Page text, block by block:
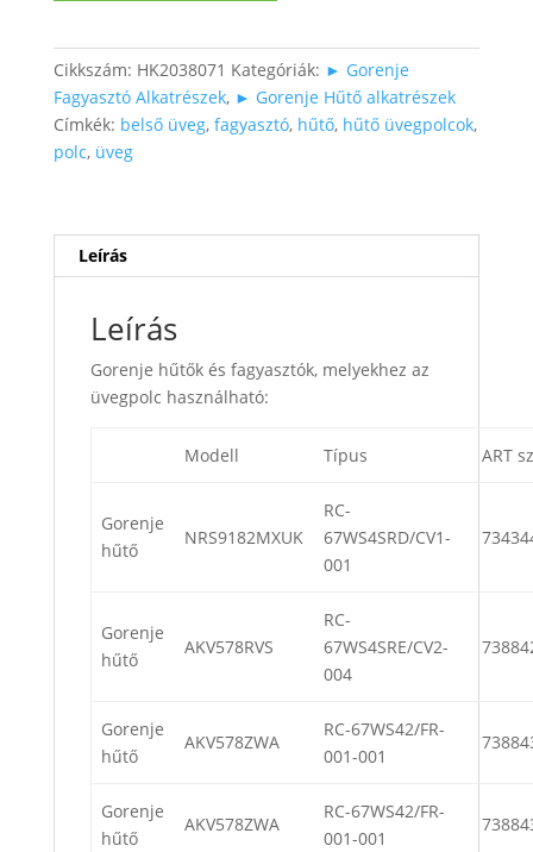
mennyiség
Cikkszám: HK2038071 Kategóriák: ► Gorenje
Fagyasztó Alkatrészek, ► Gorenje Hűtő alkatrészek
Címkék: belső üveg, fagyasztó, hűtő, hűtő üvegpolcok,
polc, üveg
Leírás
Leírás
Gorenje hűtők és fagyasztók, melyekhez az
üvegpolc használható:
Modell Típus ART
Gorenje
hűtő
NRS9182MXUK
RC-
67WS4SRD/CV1-
001
Gorenje
hűtő
AKV578RVS
RC-
67WS4SRE/CV2-
004
Gorenje
hűtő
AKV578ZWA
RC-67WS42/FR-
001-001
Gorenje
hűtő
AKV578ZWA
RC-67WS42/FR-
001-001